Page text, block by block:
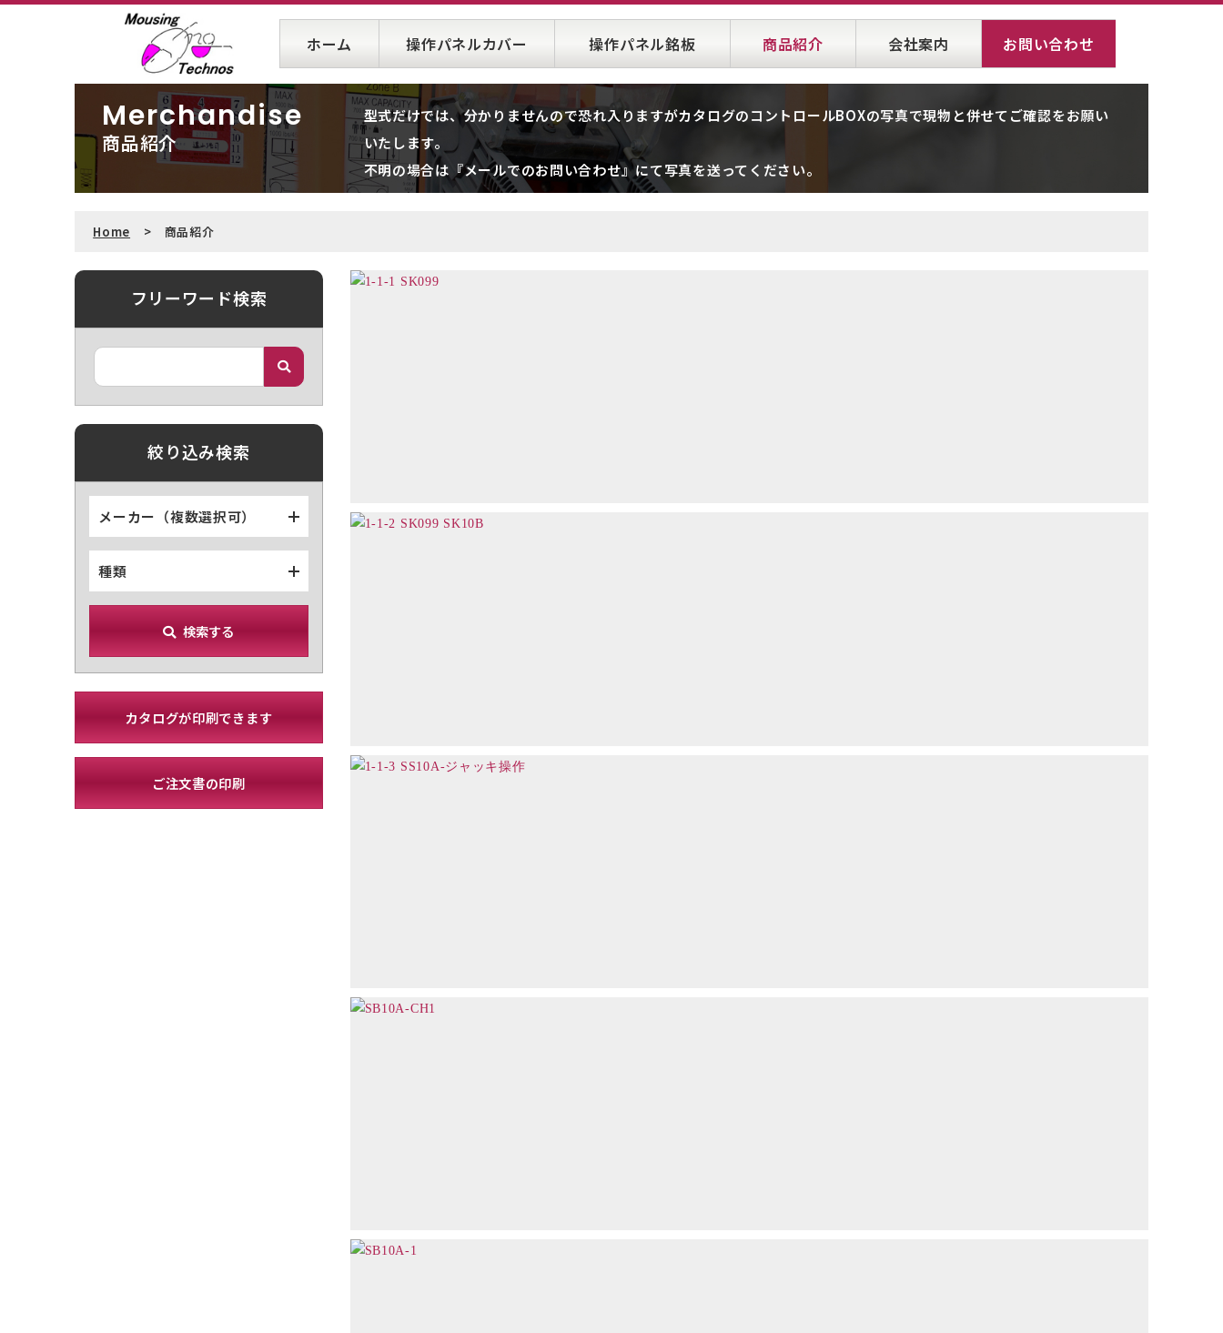
ホーム 操作パネルカバー 操作パネル銘板 商品紹介 会社案内 お問い合わせ
商品紹介
型式だけでは、分かりませんので恐れ入りますがカタログのコントロールBOXの写真で現物と併せてご確認をお願い
いたします。
不明の場合は『メールでのお問い合わせ』にて写真を送ってください。
Home 商品紹介
フリーワード検索
絞り込み検索
メーカー（複数選択可）
種類
検索する
カタログが印刷できます
ご注文書の印刷